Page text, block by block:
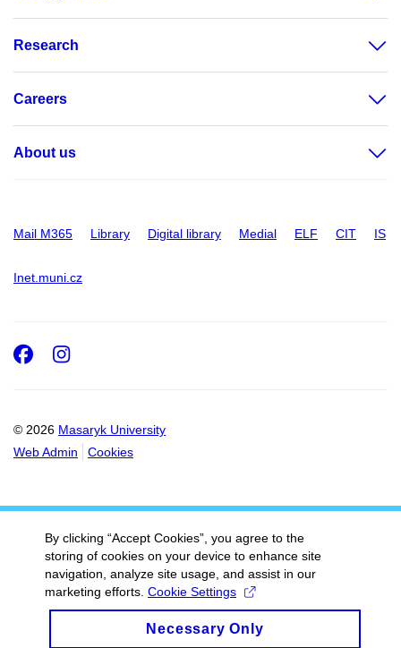
Research
Careers
About us
Mail M365 Library Digital library Medial ELF CIT IS
Inet.muni.cz
© 2026 Masaryk University
Web Admin
Cookies
Facebook
Instagram
By clicking “Accept Cookies”, you agree to the
storing of cookies on your device to enhance site
navigation, analyze site usage, and assist in our
marketing efforts. Cookie Settings
Necessary Only